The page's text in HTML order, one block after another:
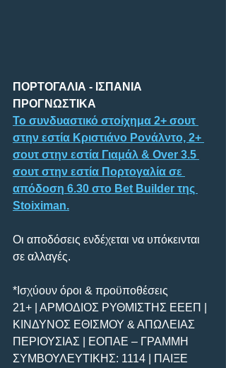
ΠΟΡΤΟΓΑΛΙΑ - ΙΣΠΑΝΙΑ
ΠΡΟΓΝΩΣΤΙΚΑ
Το συνδυαστικό στοίχημα 2+ σουτ
στην εστία Κριστιάνο Ρονάλντο, 2+
σουτ στην εστία Γιαμάλ & Over 3.5
σουτ στην εστία Πορτογαλία σε
απόδοση 6.30 στο Bet Builder της
Stoiximan.
Οι αποδόσεις ενδέχεται να υπόκεινται
σε αλλαγές.
*Ισχύουν όροι & προϋποθέσεις
21+ | ΑΡΜΟΔΙΟΣ ΡΥΘΜΙΣΤΗΣ ΕΕΕΠ |
ΚΙΝΔΥΝΟΣ ΕΘΙΣΜΟΥ & ΑΠΩΛΕΙΑΣ
ΠΕΡΙΟΥΣΙΑΣ | ΕΟΠΑΕ – ΓΡΑΜΜΗ
ΣΥΜΒΟΥΛΕΥΤΙΚΗΣ: 1114 | ΠΑΙΞΕ